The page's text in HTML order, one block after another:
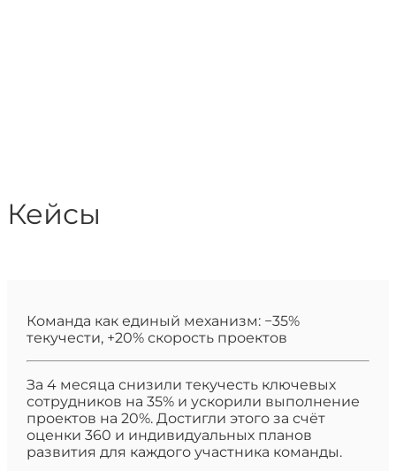
Кейсы
Команда как единый механизм: −35%
текучести, +20% скорость проектов
За 4 месяца снизили текучесть ключевых
сотрудников на 35% и ускорили выполнение
проектов на 20%. Достигли этого за счёт
оценки 360 и индивидуальных планов
развития для каждого участника команды.